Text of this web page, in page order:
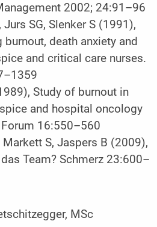
2002; 24:91–96
SG, Slenker S (1991),
death anxiety and
and critical care nurses.
Study of burnout in
and hospital oncology
16:550–560
S, Jaspers B (2009),
Team? Schmerz 23:600–
MSc